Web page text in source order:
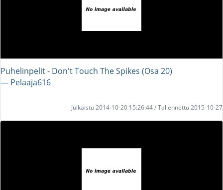
Puhelinpelit - Don't Touch The Spikes (Osa 20)
― Pelaaja616
Julkaistu 2014-10-20 15:26:44 / Tallennettu 2015-10-27